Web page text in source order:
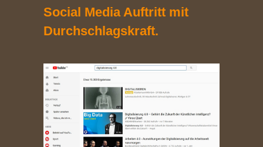
Social Media Auftritt mit
Durchschlagskraft.